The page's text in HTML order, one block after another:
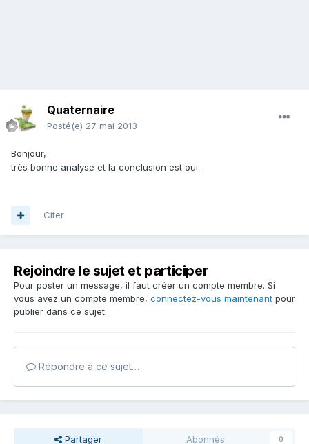
Quaternaire
Posté(e) 27 mai 2013
Bonjour,
très bonne analyse et la conclusion est oui.
Citer
Rejoindre le sujet et participer
Pour poster un message, il faut créer un compte membre. Si
vous avez un compte membre, connectez-vous maintenant pour
publier dans ce sujet.
Répondre à ce sujet…
Partager Abonnés 0